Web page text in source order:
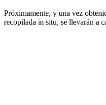
Próximamente, y una vez
recopilada in situ, se llevarán a